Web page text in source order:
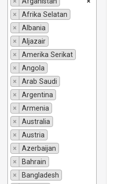
×
Afrika Selatan
×
Albania
×
Aljazair
×
Amerika Serikat
×
Angola
×
Arab Saudi
×
Argentina
×
Armenia
×
Australia
×
Austria
×
Azerbaijan
×
Bahrain
×
Bangladesh